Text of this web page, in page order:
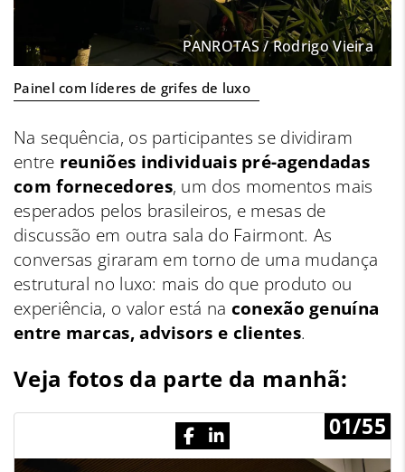
PANROTAS / Rodrigo Vieira
Painel com líderes de grifes de luxo
Na sequência, os participantes se dividiram
entre reuniões individuais pré-agendadas
com fornecedores, um dos momentos mais
esperados pelos brasileiros, e mesas de
discussão em outra sala do Fairmont. As
conversas giraram em torno de uma mudança
estrutural no luxo: mais do que produto ou
experiência, o valor está na conexão genuína
entre marcas, advisors e clientes.
Veja fotos da parte da manhã:
01/55
Previous